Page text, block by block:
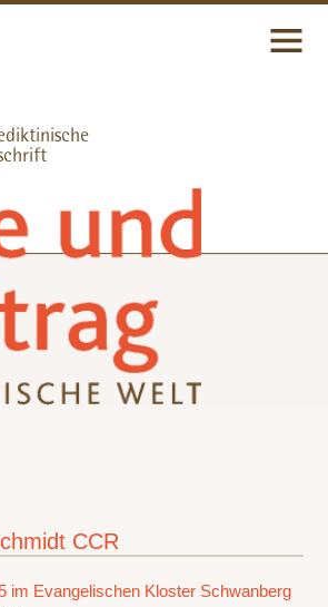
CCR
im Evangelischen Kloster Schwanberg